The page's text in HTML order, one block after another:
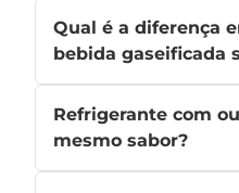
Qual é a diferença
bebida gaseificada
contémaçúcar ou
saborizantes e corantes.
Refrigerante com
mesmo sabor?